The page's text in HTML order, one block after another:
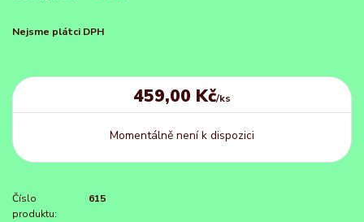
Nejsme plátci DPH
459,00 Kč/ks
Momentálně není k dispozici
Číslo
produktu:
615